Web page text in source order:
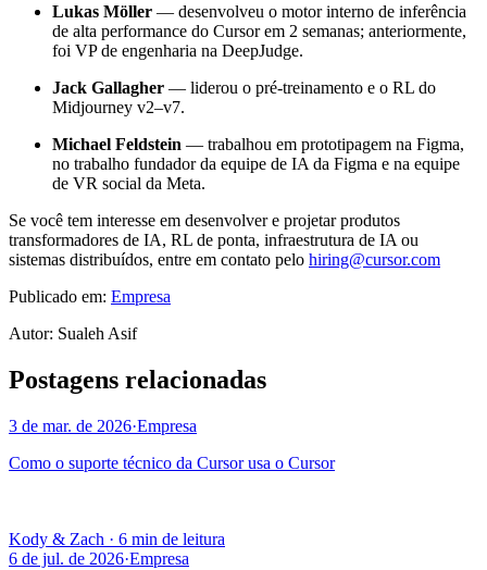
Lukas Möller — desenvolveu o motor interno de inferência
de alta performance do Cursor em 2 semanas; anteriormente,
foi VP de engenharia na DeepJudge.
Jack Gallagher — liderou o pré-treinamento e o RL do
Midjourney v2–v7.
Michael Feldstein — trabalhou em prototipagem na Figma,
no trabalho fundador da equipe de IA da Figma e na equipe
de VR social da Meta.
Se você tem interesse em desenvolver e projetar produtos
transformadores de IA, RL de ponta, infraestrutura de IA ou
sistemas distribuídos, entre em contato pelo hiring@cursor.com
Publicado em: Empresa
Autor: Sualeh Asif
Postagens relacionadas
3 de mar. de 2026·Empresa
Como o suporte técnico da Cursor usa o Cursor
Kody & Zach · 6 min de leitura
6 de jul. de 2026·Empresa